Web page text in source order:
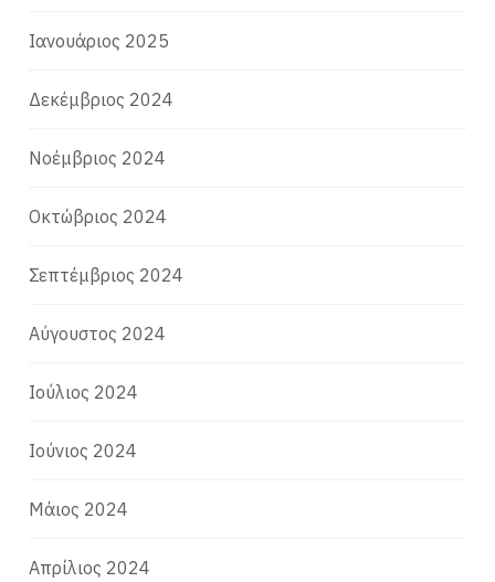
Ιανουάριος 2025
Δεκέμβριος 2024
Νοέμβριος 2024
Οκτώβριος 2024
Σεπτέμβριος 2024
Αύγουστος 2024
Ιούλιος 2024
Ιούνιος 2024
Μάιος 2024
Απρίλιος 2024